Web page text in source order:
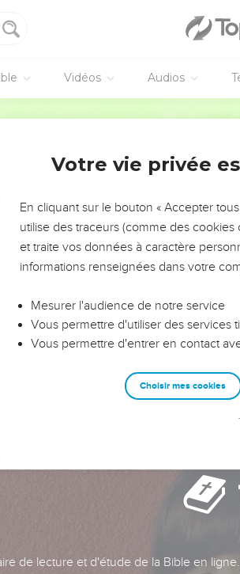
Vidéos Audios
L’ÉVÉNEMENT DE
VOUS ÉVITER LES VOTRES ?
pour leurs réussites, leur impact, leur foi ou
et les saisons difficiles qu'ils ont traversés, alors
entrepreneurs, et responsables reviennent
et les clés pour avancer avec plus de sagesse
vous guidiez un ministère, une équipe, un
vous.
de lecture et d'étude de la Bible en
Votre vie privée
En cliquant sur le bouton « Accepter
utilise des traceurs (comme des
et traite vos données à caractère
informations renseignées dans votre
Mesurer l'audience de notre service
Vous permettre d'utiliser des services
Vous permettre d'entrer en contact
Choisir mes cookies